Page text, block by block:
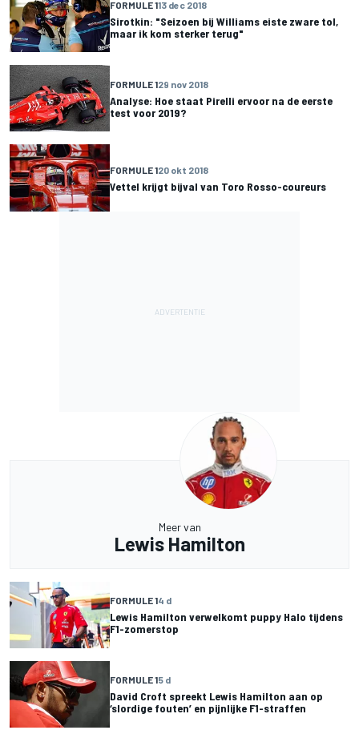
FORMULE 113 dec 2018
Sirotkin: "Seizoen bij Williams eiste zware tol,
maar ik kom sterker terug"
FORMULE 129 nov 2018
Analyse: Hoe staat Pirelli ervoor na de eerste
test voor 2019?
FORMULE 120 okt 2018
Vettel krijgt bijval van Toro Rosso-coureurs
Meer van
Lewis Hamilton
FORMULE 14 d
Lewis Hamilton verwelkomt puppy Halo tijdens
F1-zomerstop
FORMULE 15 d
David Croft spreekt Lewis Hamilton aan op
‘slordige fouten’ en pijnlijke F1-straffen